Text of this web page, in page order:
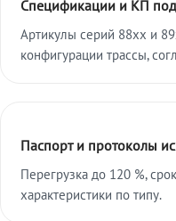
Спецификации и КП
Артикулы серий 88xx и
конфигурации трассы,
Паспорт и протоколы
Перегрузка до 120 %,
характеристики по типу.